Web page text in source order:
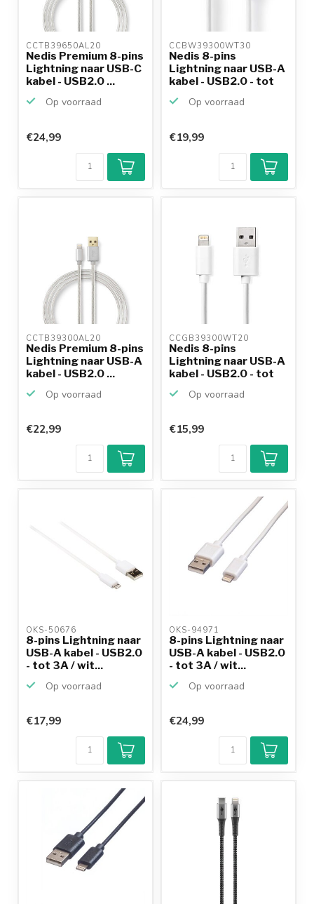
CCTB39650AL20
Nedis Premium 8-pins
Lightning naar USB-C
kabel - USB2.0 ...
Op voorraad
€24,99
CCBW39300WT30
Nedis 8-pins
Lightning naar USB-A
kabel - USB2.0 - tot
Op voorraad
€19,99
CCTB39300AL20
Nedis Premium 8-pins
Lightning naar USB-A
kabel - USB2.0 ...
Op voorraad
€22,99
CCGB39300WT20
Nedis 8-pins
Lightning naar USB-A
kabel - USB2.0 - tot
Op voorraad
Klantenbeoordeling
9,2/10
Achteraf
betalen mogelijk
productkennis
€15,99
OKS-50676
8-pins Lightning naar
USB-A kabel - USB2.0
- tot 3A / wit...
Op voorraad
€17,99
OKS-94971
8-pins Lightning naar
USB-A kabel - USB2.0
- tot 3A / wit...
Op voorraad
€24,99